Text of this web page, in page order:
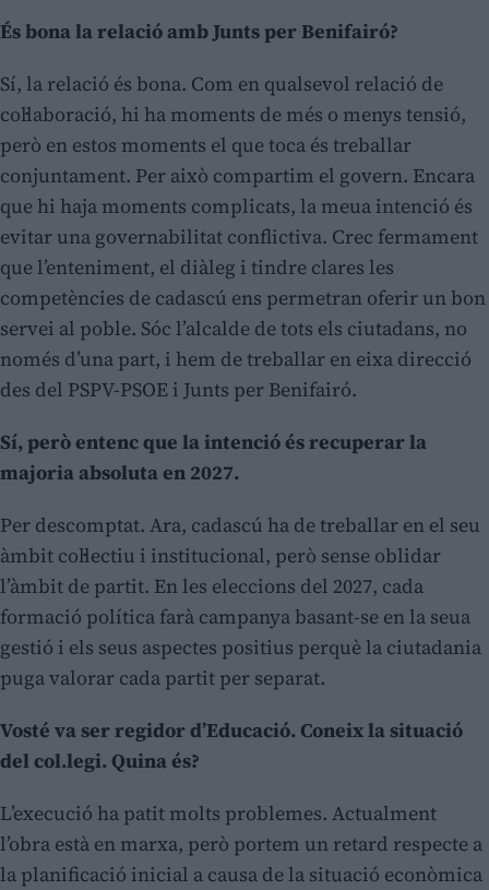
És bona la relació amb Junts per Benifairó?
Sí, la relació és bona. Com en qualsevol relació de
col·laboració, hi ha moments de més o menys tensió,
però en estos moments el que toca és treballar
conjuntament. Per això compartim el govern. Encara
que hi haja moments complicats, la meua intenció és
evitar una governabilitat conflictiva. Crec fermament
que l’enteniment, el diàleg i tindre clares les
competències de cadascú ens permetran oferir un bon
servei al poble. Sóc l’alcalde de tots els ciutadans, no
només d’una part, i hem de treballar en eixa direcció
des del PSPV-PSOE i Junts per Benifairó.
Sí, però entenc que la intenció és recuperar la
majoria absoluta en 2027.
Per descomptat. Ara, cadascú ha de treballar en el seu
àmbit col·lectiu i institucional, però sense oblidar
l’àmbit de partit. En les eleccions del 2027, cada
formació política farà campanya basant-se en la seua
gestió i els seus aspectes positius perquè la ciutadania
puga valorar cada partit per separat.
Vosté va ser regidor d’Educació. Coneix la situació
del col.legi. Quina és?
L’execució ha patit molts problemes. Actualment
l’obra està en marxa, però portem un retard respecte a
la planificació inicial a causa de la situació econòmica